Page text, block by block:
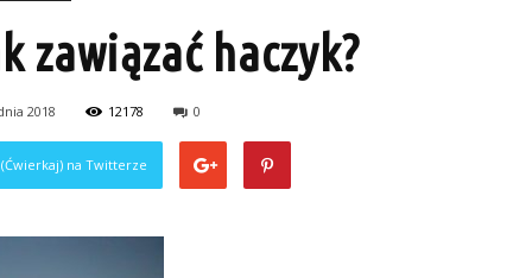
zawiązać haczyk?
2018 12178 0
na Twitterze